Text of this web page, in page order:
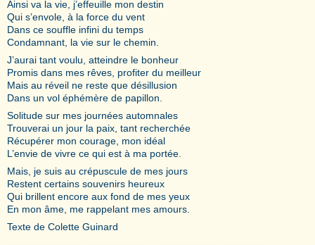
Ainsi va la vie, j’effeuille mon destin
Qui s’envole, à la force du vent
Dans ce souffle infini du temps
Condamnant, la vie sur le chemin.
J’aurai tant voulu, atteindre le bonheur
Promis dans mes rêves, profiter du meilleur
Mais au réveil ne reste que désillusion
Dans un vol éphémère de papillon.
Solitude sur mes journées automnales
Trouverai un jour la paix, tant recherchée
Récupérer mon courage, mon idéal
L’envie de vivre ce qui est à ma portée.
Mais, je suis au crépuscule de mes jours
Restent certains souvenirs heureux
Qui brillent encore aux fond de mes yeux
En mon âme, me rappelant mes amours.
Texte de Colette Guinard